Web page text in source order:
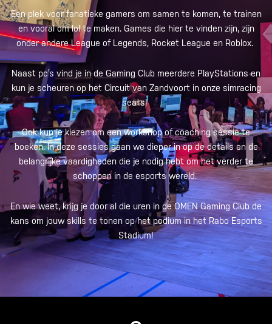
Een plek voor fanatieke gamers om samen te komen, te trainen
en vooral om lol te maken. Games die hier te vinden zijn, zijn
onder andere League of Legends, Rocket League en Roblox.
Naast pc’s vind je in de Gaming Club meerdere PlayStations en
kun je scheuren op het Circuit van Zandvoort in onze simracing
seats!
Ook kun je kiezen om een workshop of coaching sessie te
boeken. In deze sessies gaan we dieper in op de details en de
belangrijke vaardigheden die je nodig hebt om het verder te
schoppen in de esports wereld.
En wie weet, krijg je door al die uren in de OMEN Gaming Club de
kans om jouw skills te tonen op het podium in het Rabo Esports
Stadium!